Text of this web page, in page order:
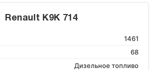
Renault K9K 714
1461
68
Дизельное топливо